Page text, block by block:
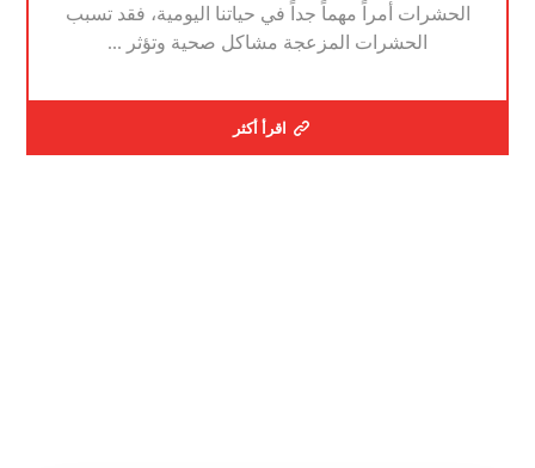
الحشرات أمراً مهماً جداً في حياتنا اليومية، فقد تسبب
الحشرات المزعجة مشاكل صحية وتؤثر ...
اقرأ أكثر